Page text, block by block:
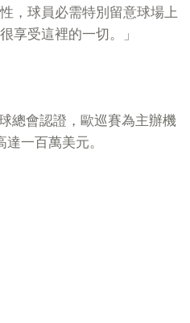
，球員必需特別留意球場上
享受這裡的一切。」
總會認證，歐巡賽為主辦機
一百萬美元。